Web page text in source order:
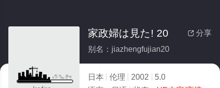
 分享
家政婦は見た! 20
别名：jiazhengfujian20
日本 伦理 2002
5.0